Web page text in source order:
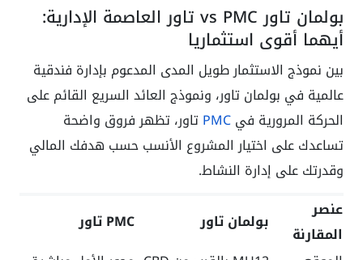
بولمان تاور vs PMC تاور العاصمة الإدارية:
أيهما أقوى استثماريا
بين نموذج الاستثمار طويل المدى المدعوم بإدارة فندقية
عالمية في بولمان تاور، ونموذج العائد السريع القائم على
الحركة المرورية فيPMCتاور، تظهر فروق واضحة
تساعدك على اختيار المشروع الأنسب حسب هدفك المالي
وقدرتك على إدارة النشاط.
عنصر
المقارنة
بولمان تاور
PMC تاور